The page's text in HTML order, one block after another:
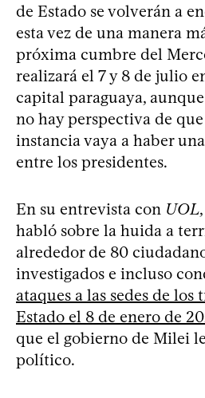
de Estado se volverán a
esta vez de una manera
próxima cumbre del
realizará el 7 y 8 de julio
capital paraguaya,
no hay perspectiva de
instancia vaya a haber
entre los presidentes.
En su entrevista con UOL
habló sobre la huida a
alrededor de 80
investigados e incluso
ataques a las sedes de los
Estado el 8 de enero de
que el gobierno de Milei
político.